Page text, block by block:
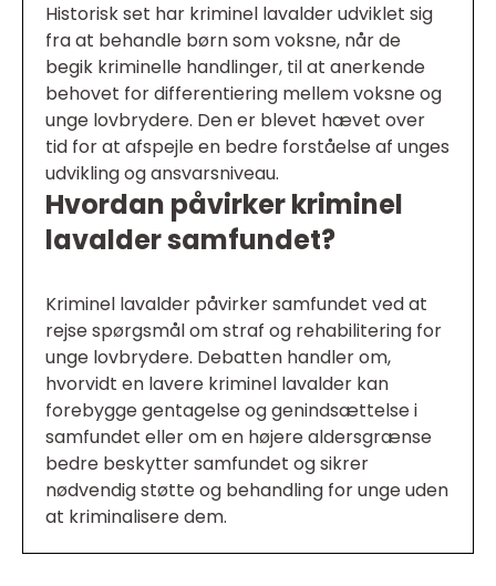
Historisk set har kriminel lavalder udviklet sig
fra at behandle børn som voksne, når de
begik kriminelle handlinger, til at anerkende
behovet for differentiering mellem voksne og
unge lovbrydere. Den er blevet hævet over
tid for at afspejle en bedre forståelse af unges
udvikling og ansvarsniveau.
Hvordan påvirker kriminel
lavalder samfundet?
Kriminel lavalder påvirker samfundet ved at
rejse spørgsmål om straf og rehabilitering for
unge lovbrydere. Debatten handler om,
hvorvidt en lavere kriminel lavalder kan
forebygge gentagelse og genindsættelse i
samfundet eller om en højere aldersgrænse
bedre beskytter samfundet og sikrer
nødvendig støtte og behandling for unge uden
at kriminalisere dem.